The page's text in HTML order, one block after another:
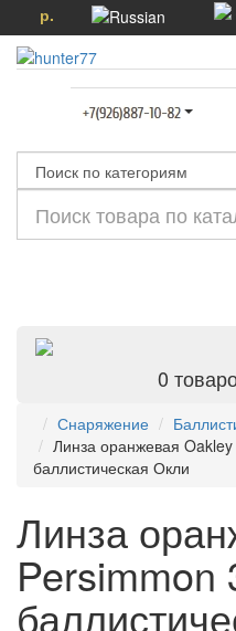
р.
0
Снаряжение
Линза оранжевая
баллистическая Окли
Линза
Persimmon